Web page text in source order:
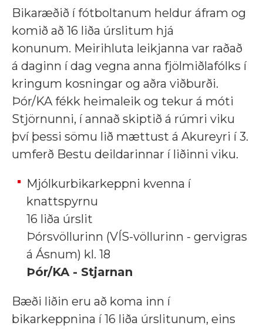
Bikaræðið í fótboltanum heldur áfram og
komið að 16 liða úrslitum hjá
konunum. Meirihluta leikjanna var raðað
á daginn í dag vegna anna fjölmiðlafólks í
kringum kosningar og aðra viðburði.
Þór/KA fékk heimaleik og tekur á móti
Stjörnunni, í annað skiptið á rúmri viku
því þessi sömu lið mættust á Akureyri í 3.
umferð Bestu deildarinnar í liðinni viku.
Mjólkurbikarkeppni kvenna í
knattspyrnu
16 liða úrslit
Þórsvöllurinn (VÍS-völlurinn - gervigras
á Ásnum) kl. 18
Þór/KA - Stjarnan
Bæði liðin eru að koma inn í
bikarkeppnina í 16 liða úrslitunum, eins